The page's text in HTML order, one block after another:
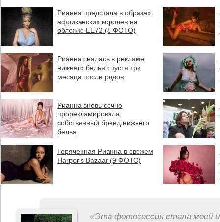
Рианна предстала в образах
африканских королев на
обложке EE72 (8 ФОТО)
Рианна снялась в рекламе
нижнего белья спустя три
месяца после родов
Рианна вновь сочно
прорекламировала
собственный бренд нижнего
белья
Горяченная Рианна в свежем
Harper's Bazaar (9 ФОТО)
«Эта фотосессия стала моей